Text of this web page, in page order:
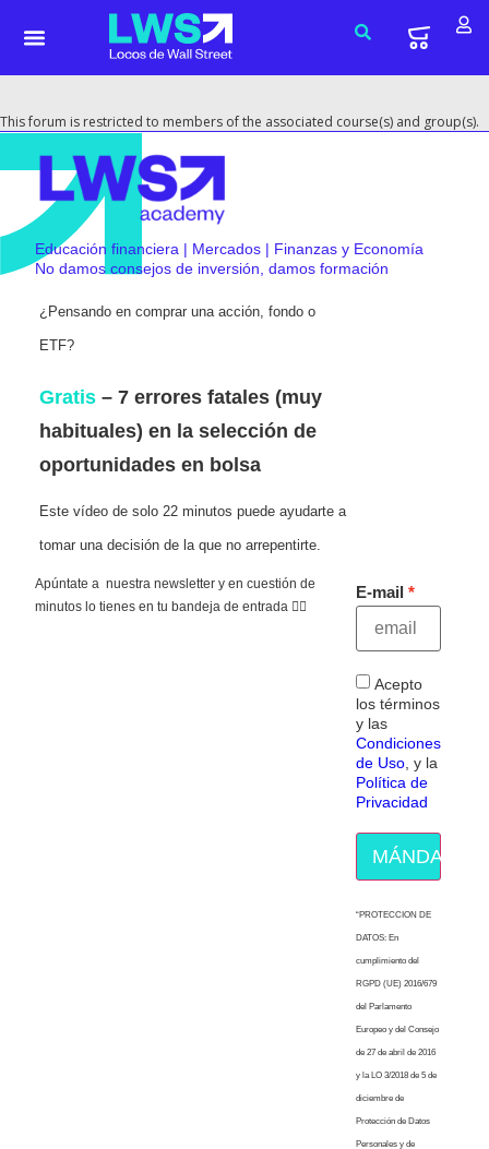
This forum is restricted to members of the associated course(s) and group(s).
Educación financiera | Mercados | Finanzas y Economía
No damos consejos de inversión, damos formación
¿Pensando en comprar una acción, fondo o
ETF?
Gratis – 7 errores fatales (muy
habituales) en la selección de
oportunidades en bolsa
Este vídeo de solo 22 minutos puede ayudarte a
tomar una decisión de la que no arrepentirte.
Apúntate a nuestra newsletter y en cuestión de
minutos lo tienes en tu bandeja de entrada 👇🏻
E-mail
Acepto
los términos
y las
Condiciones
de Uso, y la
Política de
Privacidad
MÁNDAME
“PROTECCION DE
DATOS: En
cumplimiento del
RGPD (UE) 2016/679
del Parlamento
Europeo y del Consejo
de 27 de abril de 2016
y la LO 3/2018 de 5 de
diciembre de
Protección de Datos
Personales y de